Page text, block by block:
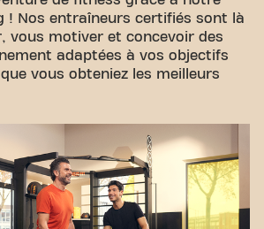
! Nos entraîneurs certifiés sont là
vous motiver et concevoir des
adaptées à vos objectifs
vous obteniez les meilleurs